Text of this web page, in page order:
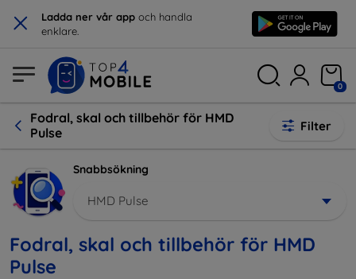
× Ladda ner vår app och handla
enklare.
0
Fodral, skal och tillbehör för HMD
Pulse
Filter
Snabbsökning
HMD Pulse
Fodral, skal och tillbehör för HMD
Pulse